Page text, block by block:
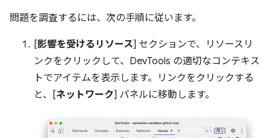
問題を調査するには、次の手順に従います。
[影響を受けるリソース] セクションで、リソースリ
ンクをクリックして、DevTools の適切なコンテキス
トでアイテムを表示します。リンクをクリックする
と、[ネットワーク] パネルに移動します。